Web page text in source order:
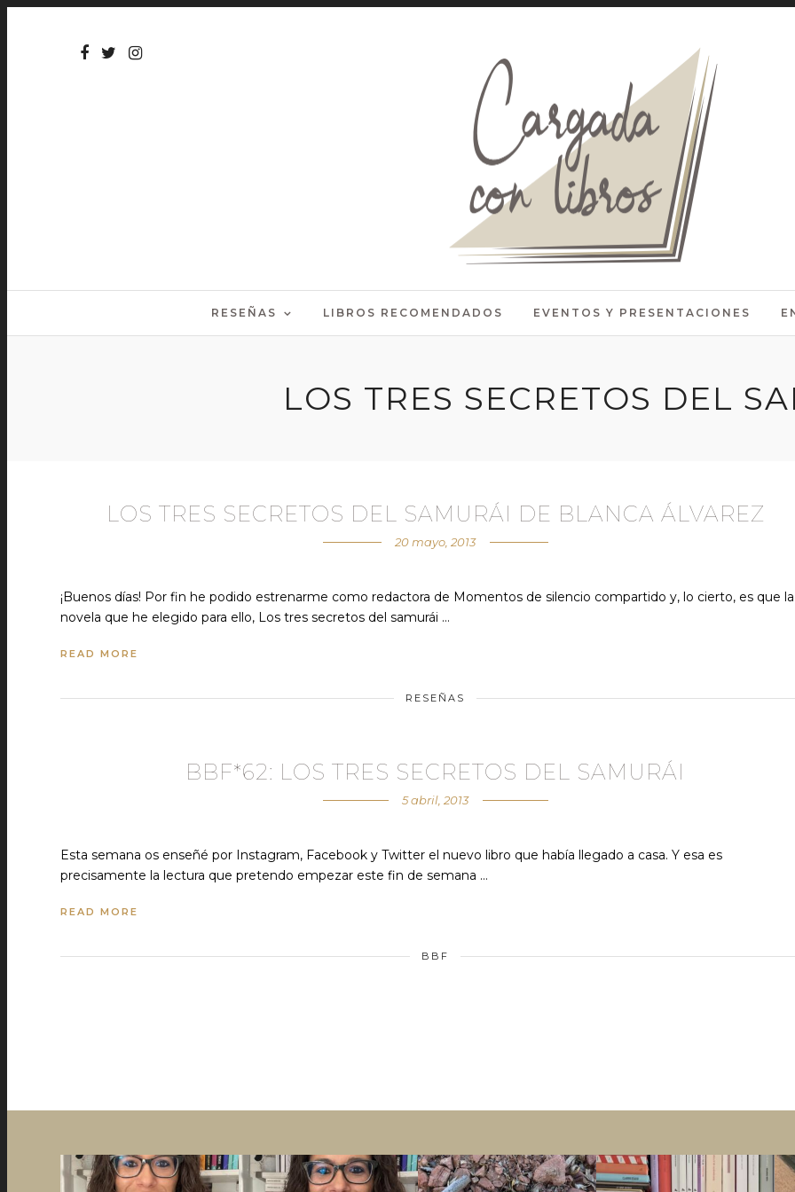
RESEÑAS LIBROS RECOMENDADOS EVENTOS Y PRESENTACIONES
LOS TRES SECRETOS DEL
LOS TRES SECRETOS DEL SAMURÁI DE BLANCA ÁLVAREZ
20 mayo, 2013
¡Buenos días! Por fin he podido estrenarme como redactora de Momentos de silencio compartido y, lo cierto, es que la
novela que he elegido para ello, Los tres secretos del samurái …
READ MORE
RESEÑAS
BBF*62: LOS TRES SECRETOS DEL SAMURÁI
5 abril, 2013
Esta semana os enseñé por Instagram, Facebook y Twitter el nuevo libro que había llegado a casa. Y esa es
precisamente la lectura que pretendo empezar este fin de semana …
READ MORE
BBF